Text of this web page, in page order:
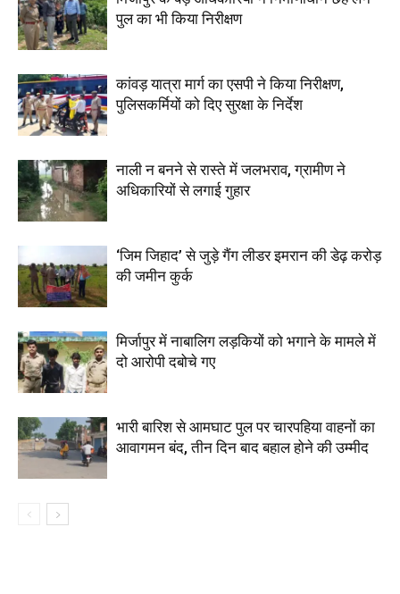
पुल का भी किया निरीक्षण
कांवड़ यात्रा मार्ग का एसपी ने किया निरीक्षण,
पुलिसकर्मियों को दिए सुरक्षा के निर्देश
नाली न बनने से रास्ते में जलभराव, ग्रामीण ने
अधिकारियों से लगाई गुहार
‘जिम जिहाद’ से जुड़े गैंग लीडर इमरान की डेढ़ करोड़
की जमीन कुर्क
मिर्जापुर में नाबालिग लड़कियों को भगाने के मामले में
दो आरोपी दबोचे गए
भारी बारिश से आमघाट पुल पर चारपहिया वाहनों का
आवागमन बंद, तीन दिन बाद बहाल होने की उम्मीद